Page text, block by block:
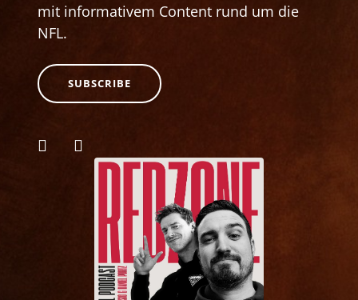
mit informativem Content rund um die
NFL.
SUBSCRIBE